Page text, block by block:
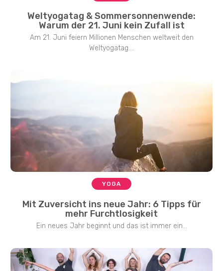
Weltyogatag & Sommersonnenwende:
Warum der 21. Juni kein Zufall ist
Am 21. Juni feiern Millionen Menschen weltweit den
Weltyogatag....
YOGA
Mit Zuversicht ins neue Jahr: 6 Tipps für
mehr Furchtlosigkeit
Ein neues Jahr beginnt und das ist immer ein...